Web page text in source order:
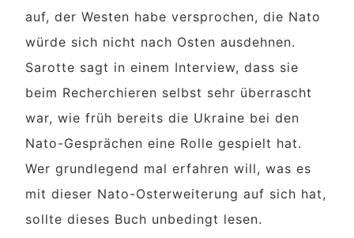
auf, der Westen habe versprochen, die Nato
würde sich nicht nach Osten ausdehnen.
Sarotte sagt in einem Interview, dass sie
beim Recherchieren selbst sehr überrascht
war, wie früh bereits die Ukraine bei den
Nato-Gesprächen eine Rolle gespielt hat.
Wer grundlegend mal erfahren will, was es
mit dieser Nato-Osterweiterung auf sich hat,
sollte dieses Buch unbedingt lesen.